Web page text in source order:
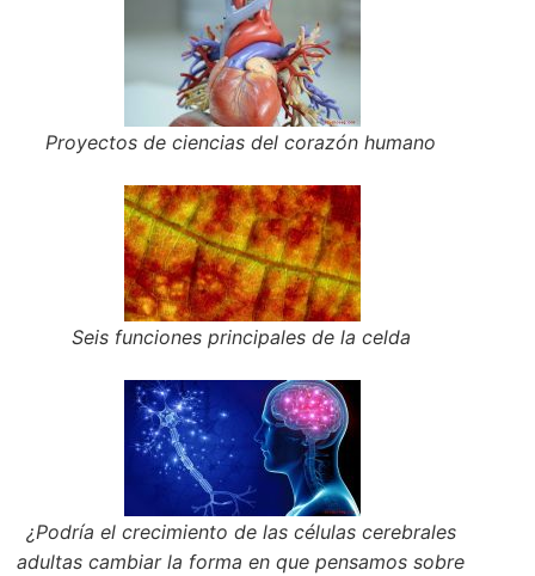
Proyectos de ciencias del corazón humano
Seis funciones principales de la celda
¿Podría el crecimiento de las células cerebrales
adultas cambiar la forma en que pensamos sobre